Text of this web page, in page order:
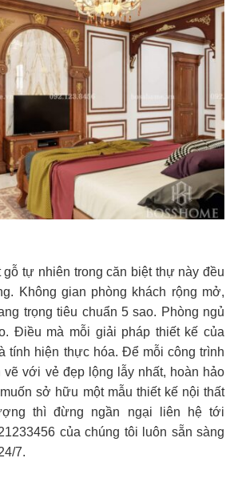
gỗ tự nhiên trong căn biệt thự này đều
Không gian phòng khách rộng mở,
trọng tiêu chuẩn 5 sao. Phòng ngủ
Điều mà mỗi giải pháp thiết kế của
tính hiện thực hóa. Để mỗi công trình
với vẻ đẹp lộng lẫy nhất, hoàn hảo
sở hữu một mẫu thiết kế nội thất
thì đừng ngần ngại liên hệ tới
của chúng tôi luôn sẵn sàng
7.